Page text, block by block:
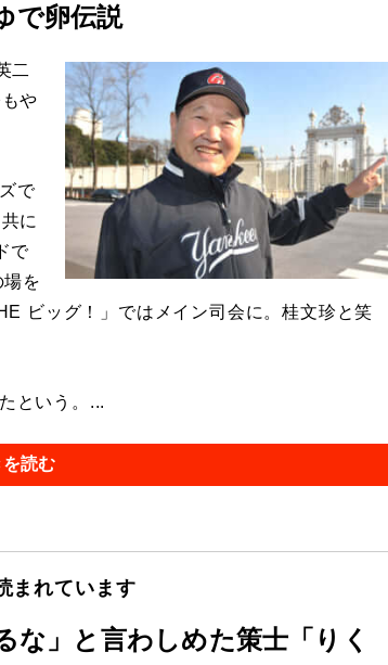
で卵伝説
二
や
で
に
で
を
ビッグ！」ではメイン司会に。桂文珍と笑
という。...
読む
まれています
な」と言わしめた策士「りく